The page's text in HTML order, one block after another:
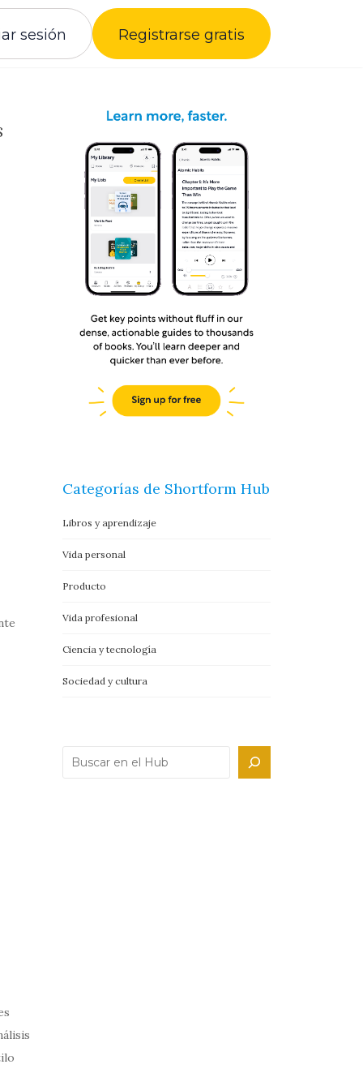
sesión Registrarse gratis
Categorías de Shortform Hub
Libros y aprendizaje
Vida personal
Producto
Vida profesional
Ciencia y tecnología
Sociedad y cultura
Buscar en